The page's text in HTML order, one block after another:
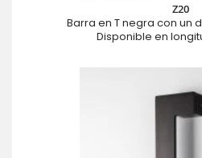
Z20
Barra en T negra con un
Disponible en